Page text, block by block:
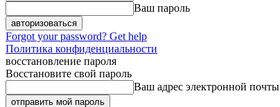
Ваш пароль
Forgot your password? Get help
Политика конфиденциальности
восстановление пароля
Восстановите свой пароль
Ваш адрес электронной почты